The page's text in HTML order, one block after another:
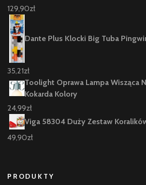
129,90zł
Dante Plus Klocki Big Tuba
35,21zł
Toolight Oprawa Lampa Wisząca
Kokarda Kolory
24,99zł
Viga 58304 Duży Zestaw
49,90zł
PRODUKTY